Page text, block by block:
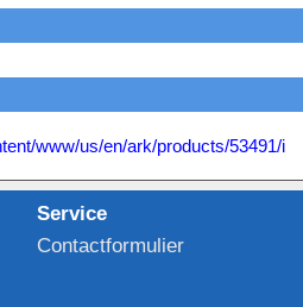
www/us/en/ark/products/53491/i
Service
Contactformulier